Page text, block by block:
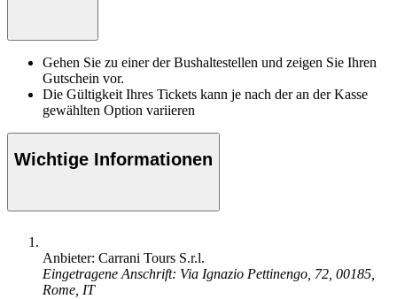
Gehen Sie zu einer der Bushaltestellen und zeigen Sie Ihren
Gutschein vor.
Die Gültigkeit Ihres Tickets kann je nach der an der Kasse
gewählten Option variieren
Wichtige Informationen
Anbieter: Carrani Tours S.r.l.
Eingetragene Anschrift: Via Ignazio Pettinengo, 72, 00185,
Rome, IT